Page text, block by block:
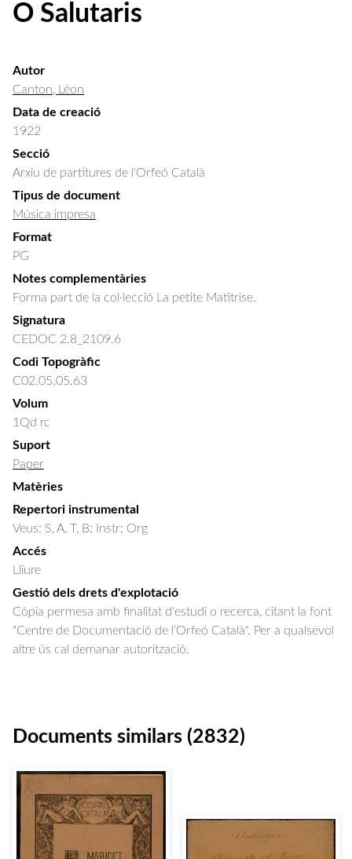
O Salutaris
Autor
Canton, Léon
Data de creació
1922
Secció
Arxiu de partitures de l'Orfeó Català
Tipus de document
Música impresa
Format
PG
Notes complementàries
Forma part de la col·lecció La petite Matîtrise.
Signatura
CEDOC 2.8_2109.6
Codi Topogràfic
C02.05.05.63
Volum
1Qd rc
Suport
Paper
Matèries
Repertori instrumental
Veus: S, A, T, B; Instr: Org
Accés
Lliure
Gestió dels drets d'explotació
Còpia permesa amb finalitat d'estudi o recerca, citant la font
"Centre de Documentació de l’Orfeó Català". Per a qualsevol
altre ús cal demanar autorització.
Documents similars (2832)